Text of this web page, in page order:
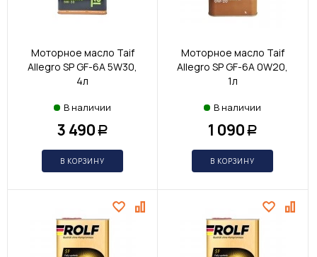
Моторное масло Taif
Allegro SP GF-6A 5W30,
4л
В наличии
3 490 Р
В КОРЗИНУ
Моторное масло Taif
Allegro SP GF-6A 0W20,
1л
В наличии
1 090 Р
В КОРЗИНУ